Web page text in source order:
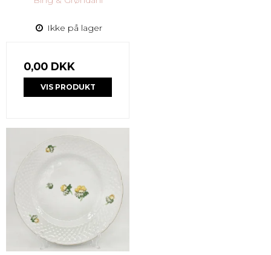
Ikke på lager
0,00 DKK
VIS PRODUKT